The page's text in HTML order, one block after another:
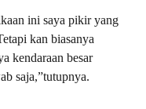
ini saya pikir yang
kan biasanya
kendaraan besar
saja,”tutupnya.